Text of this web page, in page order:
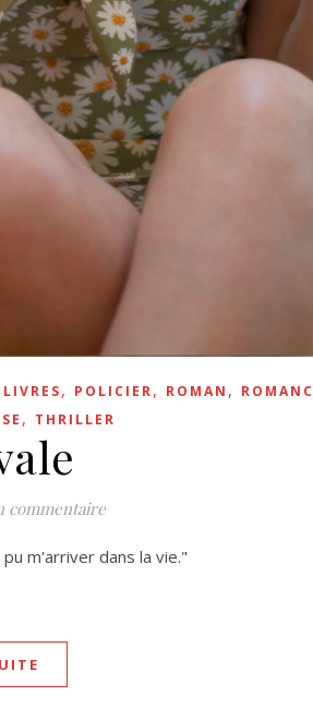
LIVRES, POLICIER, ROMAN ,
, THRILLER
commentaire
m'arriver dans la vie."